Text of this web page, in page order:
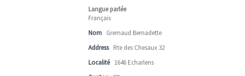
Langue parlée
Français
Nom
Gremaud Bernadette
Address
Rte des Chesaux 32
Localité
1646 Echarlens